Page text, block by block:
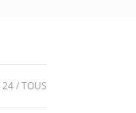
24 TOUS